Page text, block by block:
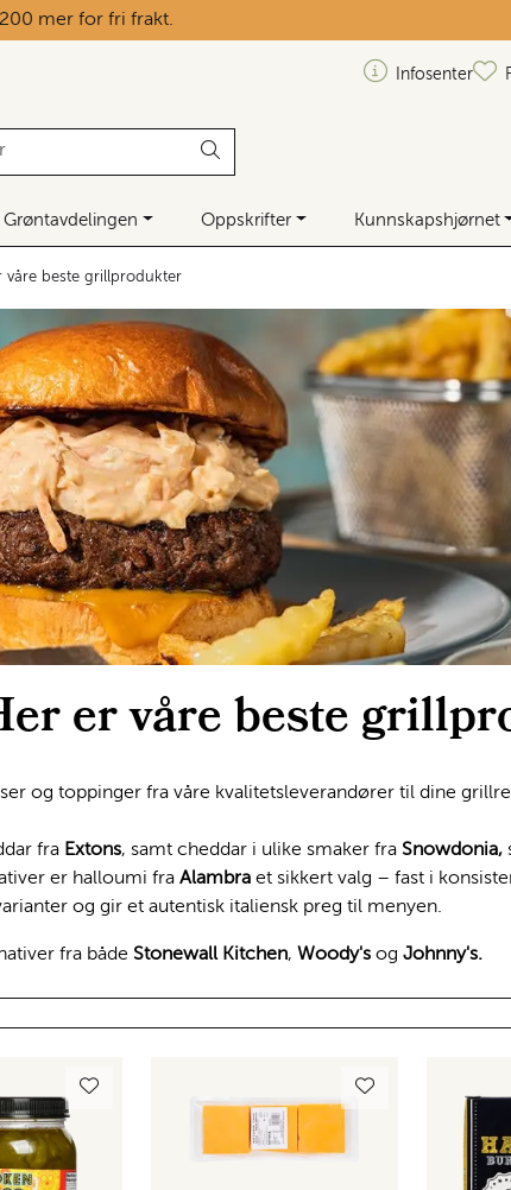
mer for fri frakt.
Infosenter
Grøntavdelingen Oppskrifter Kunnskapshjørnet
våre beste grillprodukter
er våre beste
og toppinger fra våre kvalitetsleverandører til dine
fra Extons, samt cheddar i ulike smaker fra Snowdonia,
er halloumi fra Alambra et sikkert valg – fast i
og gir et autentisk italiensk preg til menyen.
fra både Stonewall Kitchen, Woody's og Johnny's.